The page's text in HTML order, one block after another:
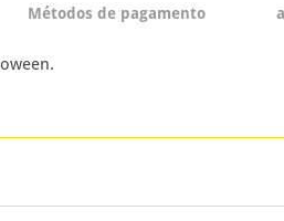
Métodos de pagamento